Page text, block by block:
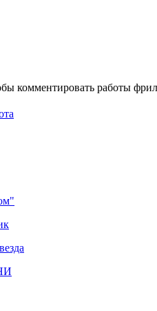
комментировать работы